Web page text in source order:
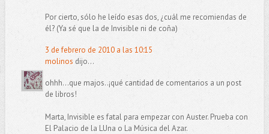
Por cierto, sólo he leído esas dos, ¿cuál me recomiendas de
él? (Ya sé que la de Invisible ni de coña)
3 de febrero de 2010 a las 10:15
molinos dijo...
ohhh...que majos..¡qué cantidad de comentarios a un post
de libros!
Marta, Invisible es fatal para empezar con Auster. Prueba con
El Palacio de la LUna o La Música del Azar.